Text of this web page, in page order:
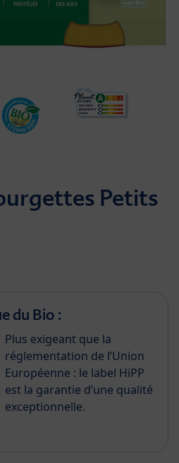
Petits
du Bio :
Plus exigeant que la
réglementation de l’Union
Européenne : le label HiPP
est la garantie d’une qualité
exceptionnelle.